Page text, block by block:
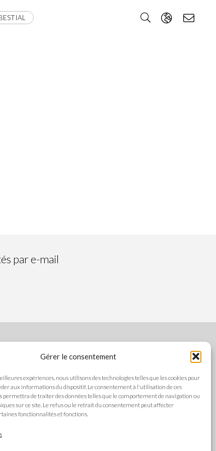
Gérer le consentement
expériences, nous utilisons des technologies telles que les cookies pour
aux informations du dispositif. Le consentement à l'utilisation de ces
permettra de traiter des données telles que le comportement de navigation ou
sur ce site. Le refus ou le retrait du consentement peut affecter
fonctionnalités et fonctions.
par e-mail